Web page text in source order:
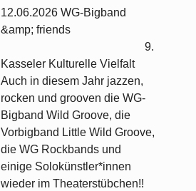
12.06.2026 WG-Bigband
&amp; friends
9.
Kasseler Kulturelle Vielfalt
Auch in diesem Jahr jazzen,
rocken und grooven die WG-
Bigband Wild Groove, die
Vorbigband Little Wild Groove,
die WG Rockbands und
einige Solokünstler*innen
wieder im Theaterstübchen!!